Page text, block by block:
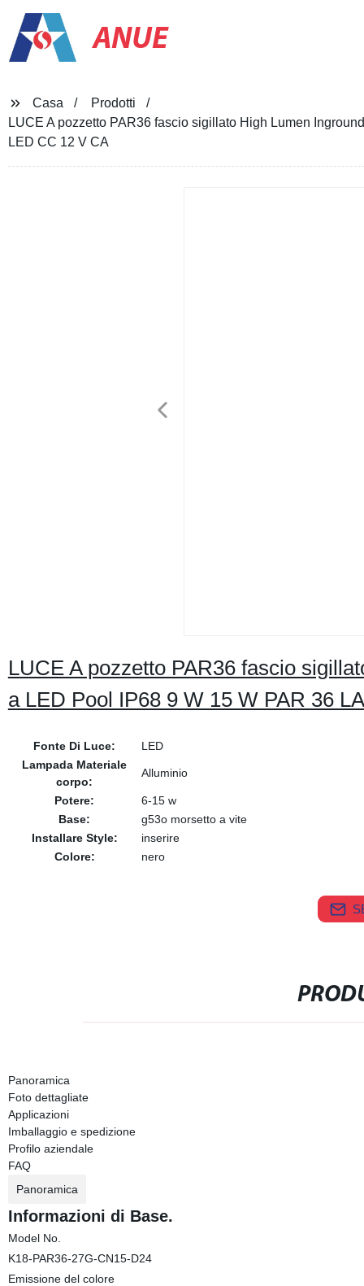
ANUE
Casa
Prodotti
LUCE A pozzetto PAR36 fascio sigillato High Lumen
LED CC 12 V CA
LUCE A pozzetto PAR36 fascio
a LED Pool IP68 9 W 15 W PAR 36
Fonte Di Luce:
LED
Lampada Materiale
corpo:
Alluminio
Potere:
6-15 w
Base:
g53o morsetto a vite
Installare Style:
inserire
Colore:
nero
Panoramica
Foto dettagliate
Applicazioni
Imballaggio e spedizione
Profilo aziendale
FAQ
Panoramica
Informazioni di Base.
Model No.
K18-PAR36-27G-CN15-D24
Emissione del colore